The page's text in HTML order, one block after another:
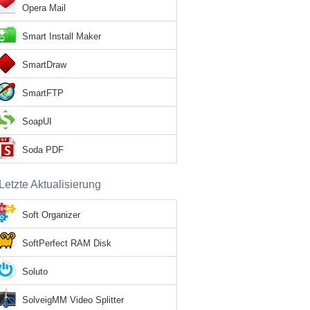
Opera Mail
Smart Install Maker
SmartDraw
SmartFTP
SoapUI
Soda PDF
Aktualisierung
Soft Organizer
SoftPerfect RAM Disk
Soluto
SolveigMM Video Splitter